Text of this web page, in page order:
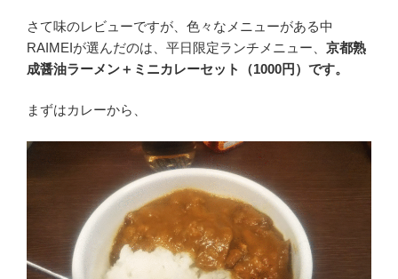
さて味のレビューですが、色々なメニューがある中
RAIMEIが選んだのは、平日限定ランチメニュー、 京都熟
成醤油ラーメン＋ミニカレーセット（1000円）です。
まずはカレーから、